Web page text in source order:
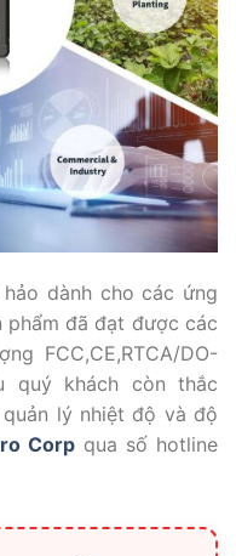
dành cho các ứng
phẩm đã đạt được các
FCC,CE,RTCA/DO-
quý khách còn thắc
lý nhiệt độ và độ
Corp qua số hotline